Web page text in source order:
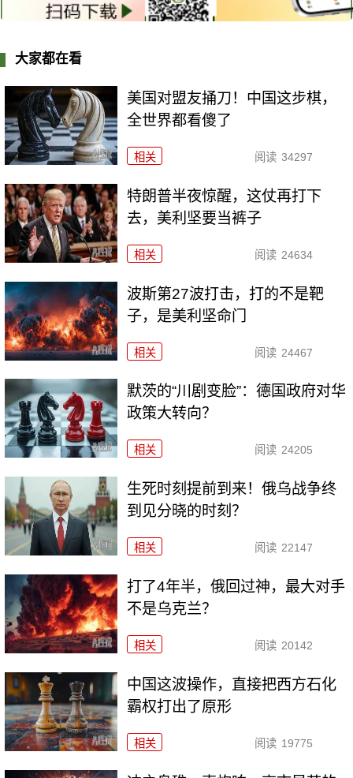
大家都在看
美国对盟友捅刀！中国这步棋，
全世界都看傻了
相关 阅读 34297
特朗普半夜惊醒，这仗再打下
去，美利坚要当裤子
相关 阅读 24634
波斯第27波打击，打的不是靶
子，是美利坚命门
相关 阅读 24467
默茨的“川剧变脸”：德国政府对华
政策大转向？
相关 阅读 24205
生死时刻提前到来！俄乌战争终
到见分晓的时刻？
相关 阅读 22147
打了4年半，俄回过神，最大对手
不是乌克兰？
相关 阅读 20142
中国这波操作，直接把西方石化
霸权打出了原形
相关 阅读 19775